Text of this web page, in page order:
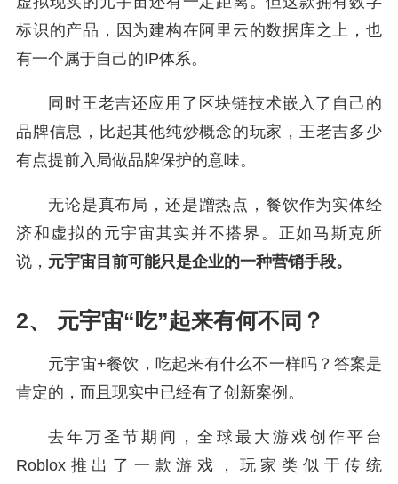
标识的产品，因为建构在阿里云的数据库之上，也
有一个属于自己的IP体系。
同时王老吉还应用了区块链技术嵌入了自己的
品牌信息，比起其他纯炒概念的玩家，王老吉多少
有点提前入局做品牌保护的意味。
无论是真布局，还是蹭热点，餐饮作为实体经
济和虚拟的元宇宙其实并不搭界。正如马斯克所
说， 元宇宙目前可能只是企业的一种营销手段。
2、 元宇宙“吃”起来有何不同？
元宇宙+餐饮，吃起来有什么不一样吗？答案是
肯定的，而且现实中已经有了创新案例。
去年万圣节期间，全球最大游戏创作平台
Roblox推出了一款游戏，玩家类似于传统